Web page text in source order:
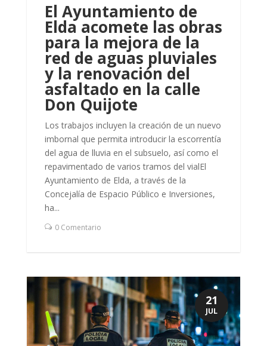
El Ayuntamiento de
Elda acomete las obras
para la mejora de la
red de aguas pluviales
y la renovación del
asfaltado en la calle
Don Quijote
Los trabajos incluyen la creación de un nuevo
imbornal que permita introducir la escorrentía
del agua de lluvia en el subsuelo, así como el
repavimentado de varios tramos del vialEl
Ayuntamiento de Elda, a través de la
Concejalía de Espacio Público e Inversiones,
ha...
0 Comentario
21
JUL